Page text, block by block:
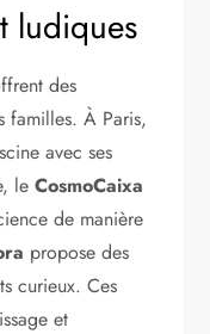
ludiques
des
familles. À Paris,
avec ses
leCosmoCaixa
de manière
propose des
curieux. Ces
et